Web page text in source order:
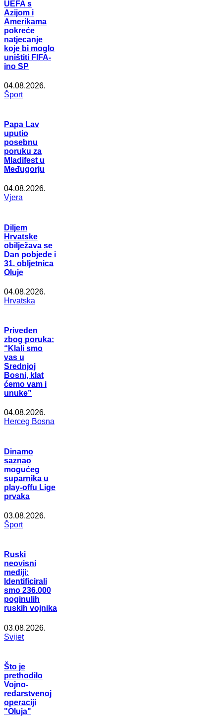
UEFA s
Azijom i
Amerikama
pokreće
natjecanje
koje bi moglo
uništiti FIFA-
ino SP
04.08.2026.
Šport
Papa Lav
uputio
posebnu
poruku za
Mladifest u
Međugorju
04.08.2026.
Vjera
Diljem
Hrvatske
obilježava se
Dan pobjede i
31. obljetnica
Oluje
04.08.2026.
Hrvatska
Priveden
zbog poruka:
“Klali smo
vas u
Srednjoj
Bosni, klat
ćemo vam i
unuke”
04.08.2026.
Herceg Bosna
Dinamo
saznao
mogućeg
suparnika u
play-offu Lige
prvaka
03.08.2026.
Šport
Ruski
neovisni
mediji:
Identificirali
smo 236.000
poginulih
ruskih vojnika
03.08.2026.
Svijet
Što je
prethodilo
Vojno-
redarstvenoj
operaciji
"Oluja"